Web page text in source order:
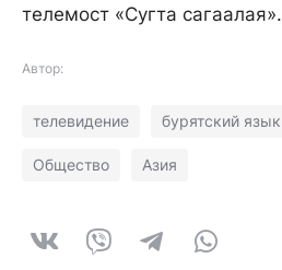
телемост «Сугта сагаалая».
Автор:
телевидение бурятский язык
Общество Азия